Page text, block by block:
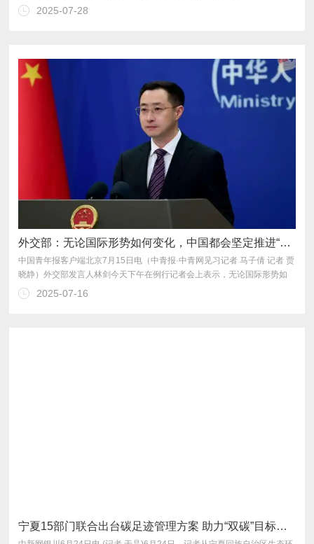
2025-07-28
外交部：无论国际形势如何变化，中国都会坚定推进“双碳”目标
2025-07-16
宁夏15部门联合出台碳足迹管理方案 助力“双碳”目标实现